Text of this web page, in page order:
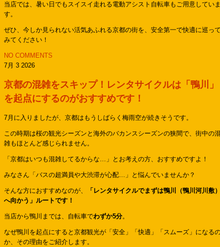
当店では、暑い日でもスイスイ走れる電動アシスト自転車もご用意してい
す。
ぜひ、今しか見られない活気あふれる京都の街を、安全第一で快適に巡っ
みてください！
NO COMMENTS
7月 3 2026
京都の混雑をスキップ！レンタサイクルは「鴨川」
を起点にするのがおすすめです！
7月に入りましたが、京都はもうしばらく梅雨空が続きそうです。
この時期は桜の観光シーズンと海外のバカンスシーズンの狭間で、街中の
雑もほとんど感じられません。
「京都はいつも混雑してるからな…」とお考えの方、おすすめですよ！
みなさん「バスの超満員や大渋滞が心配…」と悩んでいませんか？
そんな方におすすめなのが、
「レンタサイクルでまずは鴨川（鴨川河川敷
へ向かう」ルートです！
当店から鴨川までは、自転車でわずか5分。
なぜ鴨川を起点にすると京都観光が「安全」「快適」「スムーズ」になる
か、その理由をご紹介します。